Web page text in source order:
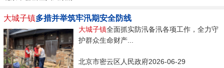
大城子镇多措并举筑牢汛期安全防线
大城子镇全面抓实防汛备汛各项工作，全力守
护群众生命财产...
北京市密云区人民政府2026-06-29